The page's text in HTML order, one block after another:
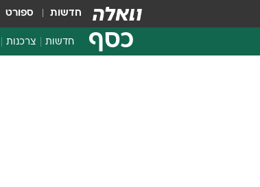
חדשות ספורט
כסף חדשות צרכנות